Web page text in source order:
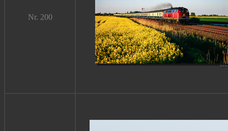
Nr. 200